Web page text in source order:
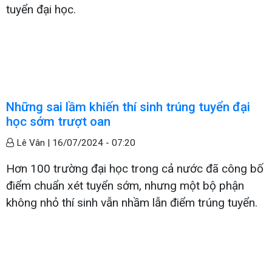
tuyển đại học.
Những sai lầm khiến thí sinh trúng tuyển đại
học sớm trượt oan
Lê Vân | 16/07/2024 - 07:20
Hơn 100 trường đại học trong cả nước đã công bố
điểm chuẩn xét tuyển sớm, nhưng một bộ phận
không nhỏ thí sinh vẫn nhầm lẫn điểm trúng tuyển.